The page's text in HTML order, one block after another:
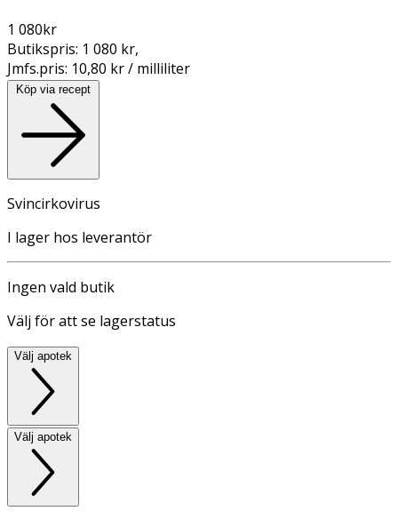
1 080kr
Butikspris: 1 080 kr,
Jmfs.pris: 10,80 kr / milliliter
Köp via recept
Svincirkovirus
I lager hos leverantör
Ingen vald butik
Välj för att se lagerstatus
Välj apotek
Välj apotek